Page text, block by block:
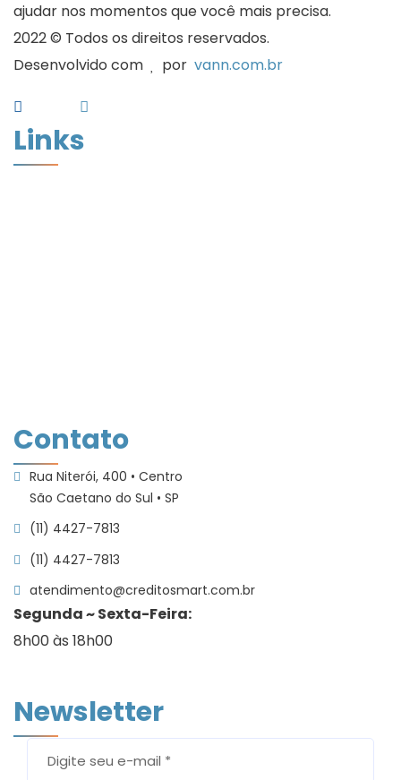
ajudar nos momentos que você mais precisa.
2022 © Todos os direitos reservados.
Desenvolvido com
por vann.com.br
Links
Contato
Rua Niterói, 400 • Centro
São Caetano do Sul • SP
(11) 4427-7813
(11) 4427-7813
atendimento@creditosmart.com.br
Segunda ~ Sexta-Feira:
8h00 às 18h00
Newsletter